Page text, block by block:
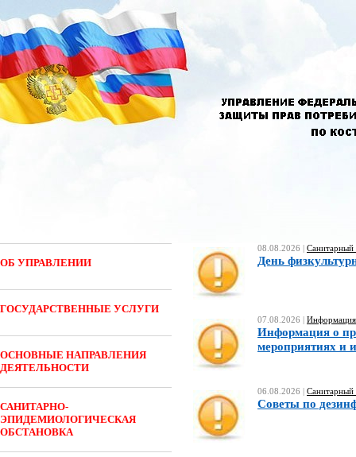
ОБ УПРАВЛЕНИИ
ГОСУДАРСТВЕННЫЕ УСЛУГИ
ОСНОВНЫЕ НАПРАВЛЕНИЯ
ДЕЯТЕЛЬНОСТИ
САНИТАРНО-
ЭПИДЕМИОЛОГИЧЕСКАЯ
ОБСТАНОВКА
08.08.2026 | Санитарный
День
07.08.2026 | Информация
Информация о
мероприятиях и
06.08.2026 | Санитарный
Советы по